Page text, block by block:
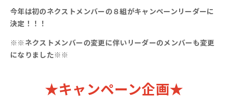
今年は初のネクストメンバーの８組がキャンペーンリーダーに
決定！！！
※※ネクストメンバーの変更に伴いリーダーのメンバーも変更
になりました※※
★キャンペーン企画★